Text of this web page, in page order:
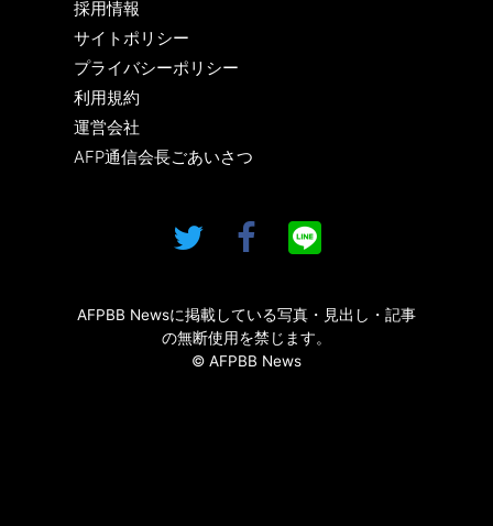
採用情報
サイトポリシー
プライバシーポリシー
利用規約
運営会社
AFP通信会長ごあいさつ
AFPBB Newsに掲載している写真・見出し・記事
の無断使用を禁じます。
© AFPBB News